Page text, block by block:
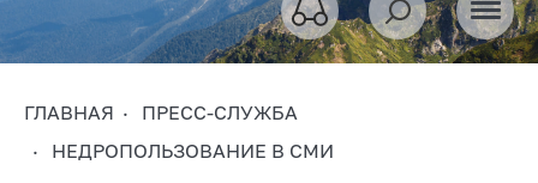
ГЛАВНАЯ
ПРЕСС-СЛУЖБА
НЕДРОПОЛЬЗОВАНИЕ В СМИ